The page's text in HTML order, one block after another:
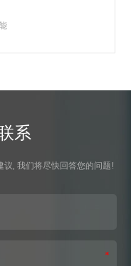
系
, 我们将尽快回答您的问题!